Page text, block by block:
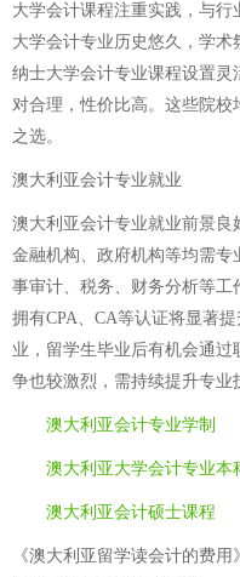
大学会计课程注重实践，与
大学会计专业历史悠久，学
纳士大学会计专业课程设置灵
对合理，性价比高。这些院
之选。
澳大利亚会计专业就业
澳大利亚会计专业就业前景良
金融机构、政府机构等均需
事审计、税务、财务分析等工
拥有CPA、CA等认证将显著
业，留学生毕业后有机会通
争也较激烈，需持续提升专业
澳大利亚会计专业学制
澳大利亚大学会计专业本
澳大利亚会计硕士课程
《澳大利亚留学读会计的费